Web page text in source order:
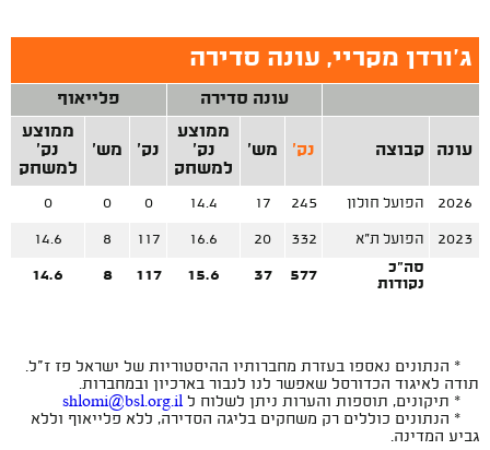
ג'ורדן מקריי, עונה סדירה
עונה סדירה פלייאוף
עונה קבוצה נק' מש'
ממוצע
נק'
למשחק
נק' מש'
ממוצע
נק'
למשחק
2026 הפועל חולון 245
17
14.4
0
0
0
2023 הפועל ת"א 332
20
16.6
117
8
14.6
סה"כ
נקודות
577
37
15.6
117
8
14.6
* הנתונים נאספו בעזרת מחברותיו ההיסטוריות של ישראל פז ז"ל.
תודה לאיגוד הכדורסל שאפשר לנו לנבור בארכיון ובמחברות.
* תיקונים, תוספות והערות ניתן לשלוח ל shlomi@bsl.org.il
* הנתונים כוללים רק משחקים בליגה הסדירה, ללא פלייאוף וללא
גביע המדינה.